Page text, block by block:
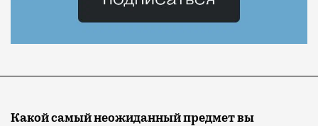
Какой самый неожиданный предмет вы